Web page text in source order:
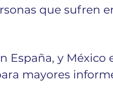
que sufren
España, y México
mayores